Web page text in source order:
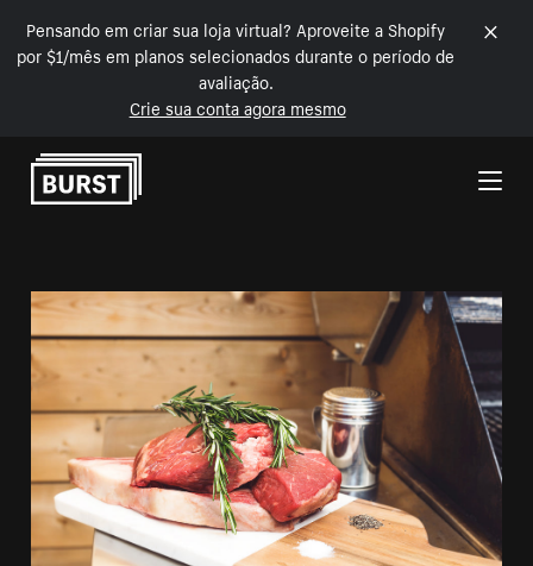
Pensando em criar sua loja virtual? Aproveite a Shopify
por $1/mês em planos selecionados durante o período de
avaliação.
Crie sua conta agora mesmo
Pular para o conteúdo